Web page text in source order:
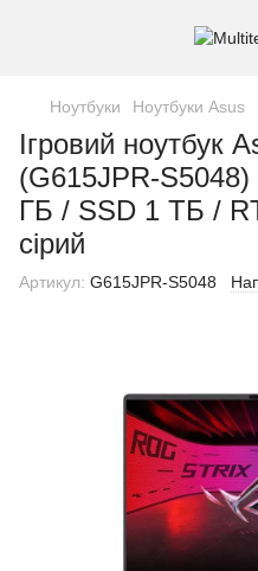
Ноутбуки Ноутбуки Asus
Ігровий ноутбук
(G615JPR-
ГБ / SSD 1 ТБ /
сірий
Артикул: G615JPR-S5048